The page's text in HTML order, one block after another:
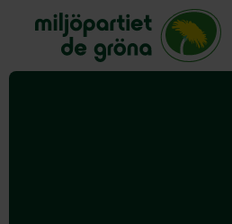
Miljöpartiet de gröna, startsida